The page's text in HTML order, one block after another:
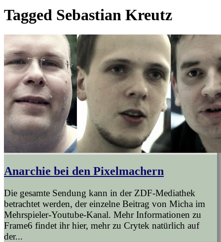
Tagged Sebastian Kreutz
Anarchie bei den Pixelmachern
Die gesamte Sendung kann in der ZDF-Mediathek
betrachtet werden, der einzelne Beitrag von Micha im
Mehrspieler-Youtube-Kanal. Mehr Informationen zu
Frame6 findet ihr hier, mehr zu Crytek natürlich auf
der...